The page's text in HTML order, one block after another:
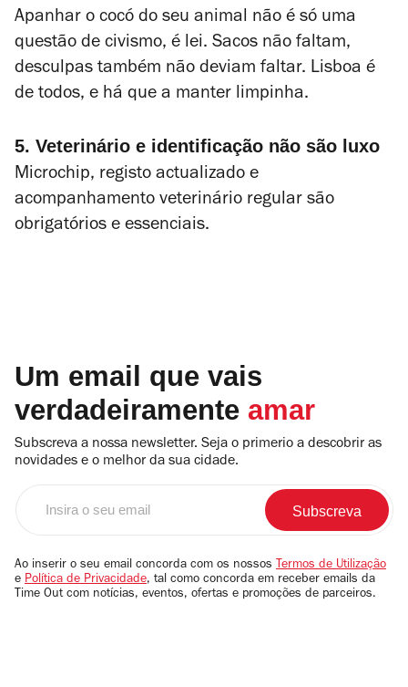
Apanhar o cocó do seu animal não é só uma
questão de civismo, é lei. Sacos não faltam,
desculpas também não deviam faltar. Lisboa é
de todos, e há que a manter limpinha.
5. Veterinário e identificação não são luxo
Microchip, registo actualizado e
acompanhamento veterinário regular são
obrigatórios e essenciais.
Um email que vais
verdadeiramente amar
Subscreva a nossa newsletter. Seja o primerio a descobrir as
novidades e o melhor da sua cidade.
email
Ao inserir o seu email concorda com os nossos Termos de Utilização
e Política de Privacidade, tal como concorda em receber emails da
Time Out com notícias, eventos, ofertas e promoções de parceiros.